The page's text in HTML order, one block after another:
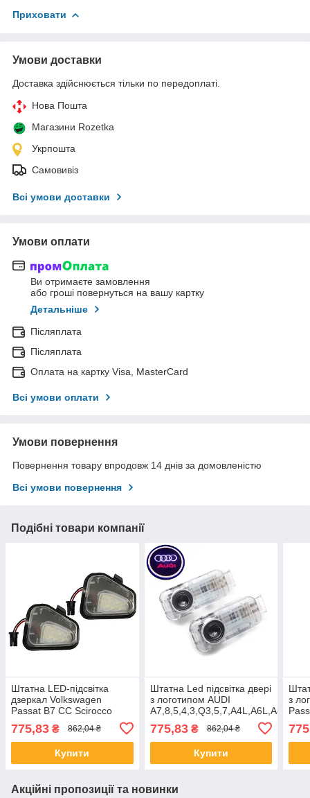
Приховати
Умови доставки
Доставка здійснюється тільки по передоплаті.
Нова Пошта
Магазини Rozetka
Укрпошта
Самовивіз
Всі умови доставки
Умови оплати
Ви отримаєте замовлення
або гроші повернуться на вашу картку
Детальніше
Післяплата
Післяплата
Оплата на картку Visa, MasterCard
Всі умови оплати
Умови повернення
Повернення товару впродовж 14 днів за домовленістю
Всі умови повернення
Подібні товари компанії
Штатна LED-підсвітка
дзеркал Volkswagen
Passat B7 CC Scirocco
775,83 ₴ 862,04 ₴
Купити
Штатна Led підсвітка двері
з логотипом AUDI
775,83₴ 862,04 ₴
Купити
з
Акційні пропозиції та новинки